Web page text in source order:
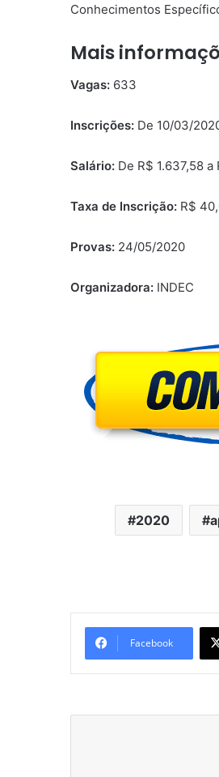
Conhecimentos
Mais
Vagas: 633
Inscrições: De 10/03/
Salário: De R$ 1.637,58
Taxa de Inscrição: R$
Provas: 24/05/2020
Organizadora: INDEC
2020
Facebook